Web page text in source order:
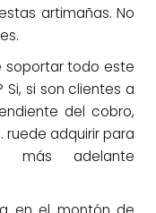
artimañas. No
soportar todo este
si son clientes a
del cobro,
ruede adquirir para
más adelante